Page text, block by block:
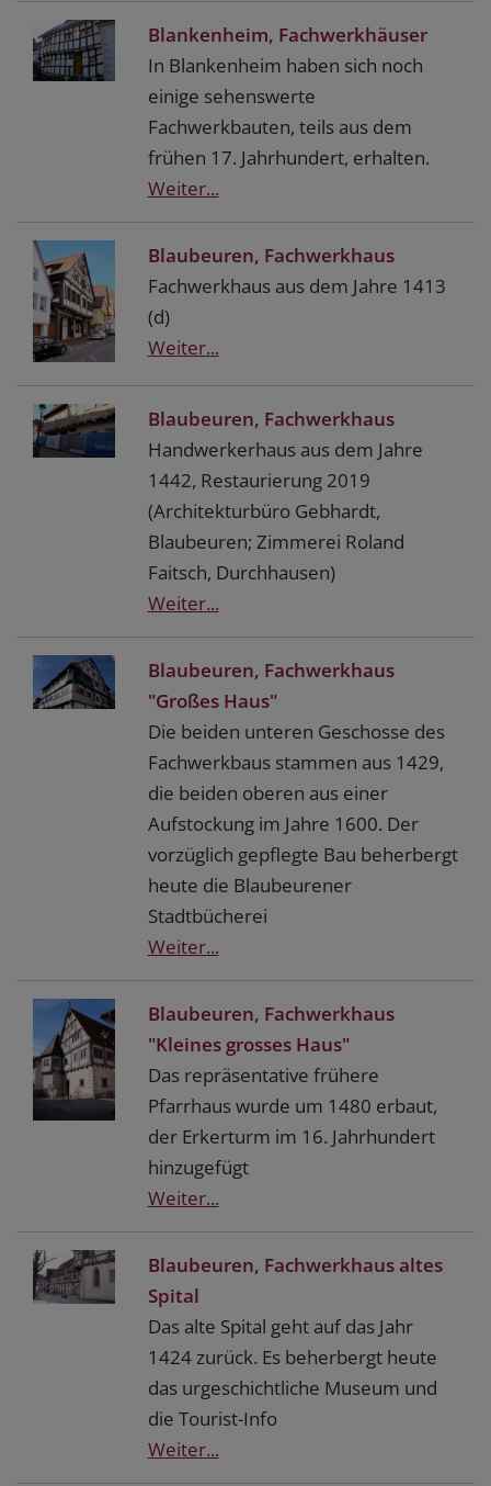
Blankenheim, Fachwerkhäuser
In Blankenheim haben sich noch
einige sehenswerte
Fachwerkbauten, teils aus dem
frühen 17. Jahrhundert, erhalten.
Weiter...
Blaubeuren, Fachwerkhaus
Fachwerkhaus aus dem Jahre 1413
(d)
Weiter...
Blaubeuren, Fachwerkhaus
Handwerkerhaus aus dem Jahre
1442, Restaurierung 2019
(Architekturbüro Gebhardt,
Blaubeuren; Zimmerei Roland
Faitsch, Durchhausen)
Weiter...
Blaubeuren, Fachwerkhaus
"Großes Haus"
Die beiden unteren Geschosse des
Fachwerkbaus stammen aus 1429,
die beiden oberen aus einer
Aufstockung im Jahre 1600. Der
vorzüglich gepflegte Bau beherbergt
heute die Blaubeurener
Stadtbücherei
Weiter...
Blaubeuren, Fachwerkhaus
"Kleines grosses Haus"
Das repräsentative frühere
Pfarrhaus wurde um 1480 erbaut,
der Erkerturm im 16. Jahrhundert
hinzugefügt
Weiter...
Blaubeuren, Fachwerkhaus altes
Spital
Das alte Spital geht auf das Jahr
1424 zurück. Es beherbergt heute
das urgeschichtliche Museum und
die Tourist-Info
Weiter...